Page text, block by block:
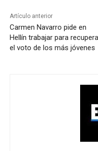
Artículo anterior
Carmen Navarro pide en
Hellín trabajar para
el voto de los más jóvenes